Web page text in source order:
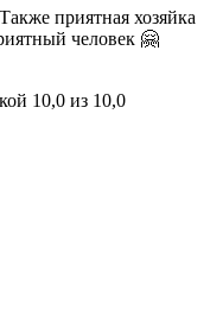
приятная хозяйка
человек 🤗
10,0 из 10,0